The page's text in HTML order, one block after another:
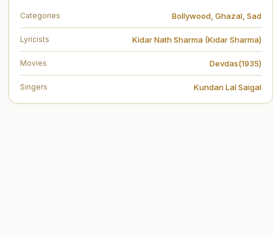
Categories Bollywood Ghazal Sad
Lyricists Kidar Nath Sharma (Kidar Sharma)
Movies Devdas(1935)
Singers Kundan Lal Saigal